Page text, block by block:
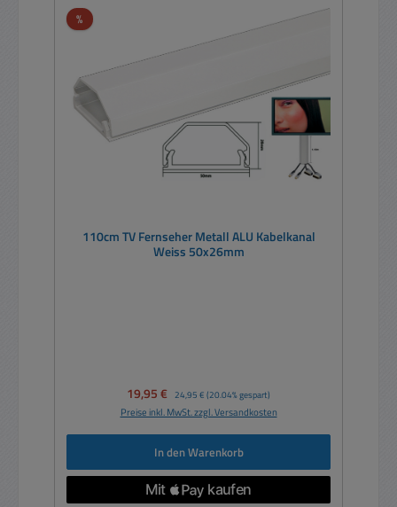
%Rabatt
110cm TV Fernseher Metall ALU Kabelkanal
Weiss 50x26mm
Verkaufspreis:
19,95 € Regulärer Preis:
24,95 € (20.04% gespart)
Preise inkl. MwSt. zzgl. Versandkosten
In den Warenkorb